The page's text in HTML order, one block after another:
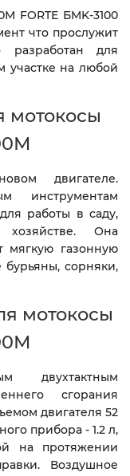
FORTE БMK-3100
что прослужит
для
участке на любой
мотокосы
двигателе.
инструментам
работы в саду,
Она
мягкую газонную
сорняки,
мотокосы
двухтактным
сгорания
двигателя 52
прибора - 1.2 л,
на протяжении
Воздушное